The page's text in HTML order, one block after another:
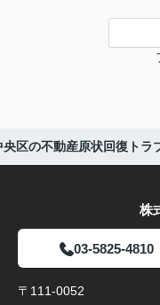
央区の不動産原状回復トラ
株
03-5825-4810
〒111-0052